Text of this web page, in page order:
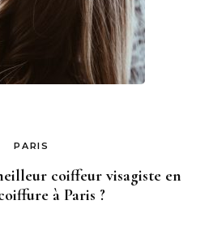
PARIS
coiffeur visagiste en
à Paris ?